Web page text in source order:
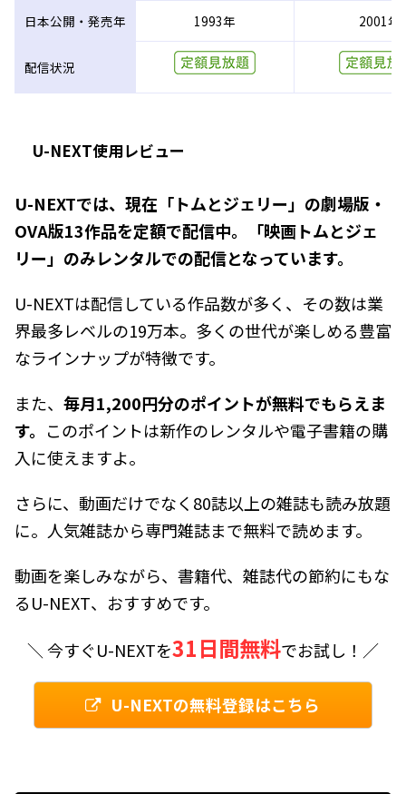
日本公開・発売年 1993年 2001年
配信状況
U-NEXT使用レビュー
U-NEXTでは、現在「トムとジェリー」の劇場版・
OVA版13作品を定額で配信中。「映画トムとジェ
リー」のみレンタルでの配信となっています。
U-NEXTは配信している作品数が多く、その数は業
界最多レベルの19万本。多くの世代が楽しめる豊富
なラインナップが特徴です。
また、 毎月1,200円分のポイントが無料でもらえま
す。 このポイントは新作のレンタルや電子書籍の購
入に使えますよ。
さらに、動画だけでなく80誌以上の雑誌も読み放題
に。人気雑誌から専門雑誌まで無料で読めます。
動画を楽しみながら、書籍代、雑誌代の節約にもな
るU-NEXT、おすすめです。
＼ 今すぐU-NEXTを31日間無料でお試し！／
U-NEXTの無料登録はこちら